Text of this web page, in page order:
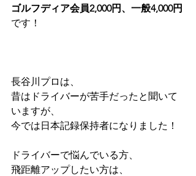
ゴルフディア会員2,000円、一般4,000円
です！
長谷川プロは、
昔はドライバーが苦手だったと聞いて
いますが、
今では日本記録保持者になりました！
ドライバーで悩んでいる方、
飛距離アップしたい方は、